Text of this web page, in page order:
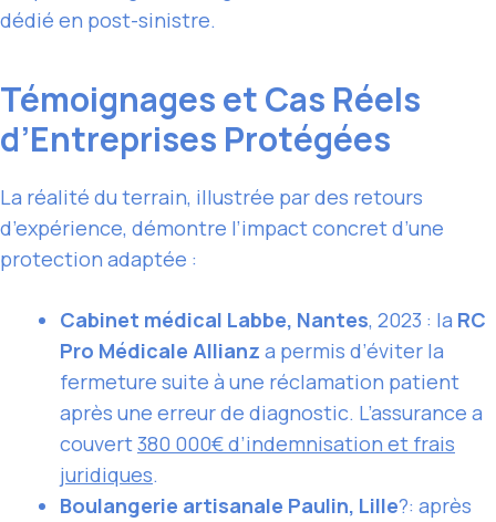
dédié en post-sinistre.
Témoignages et Cas Réels
d’Entreprises Protégées
La réalité du terrain, illustrée par des retours
d’expérience, démontre l’impact concret d’une
protection adaptée :
Cabinet médical Labbe, Nantes, 2023 : la RC
Pro Médicale Allianz a permis d’éviter la
fermeture suite à une réclamation patient
après une erreur de diagnostic. L’assurance a
couvert380 000€ d’indemnisation et frais
juridiques.
Boulangerie artisanale Paulin, Lille?: après